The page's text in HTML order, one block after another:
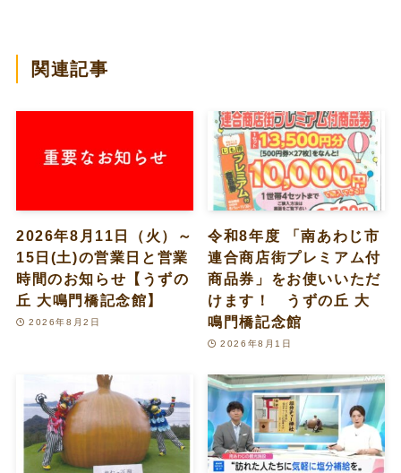
関連記事
2026年8月11日（火）～
15日(土)の営業日と営業
時間のお知らせ【うずの
丘 大鳴門橋記念館】
2026年8月2日
令和8年度 「南あわじ市
連合商店街プレミアム付
商品券」をお使いいただ
けます！ うずの丘 大
鳴門橋記念館
2026年8月1日